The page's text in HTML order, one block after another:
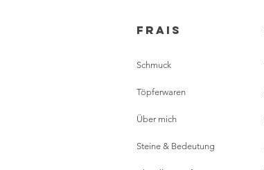
FRAIS
Schmuck
Töpferwaren
Über mich
Steine & Bedeutung